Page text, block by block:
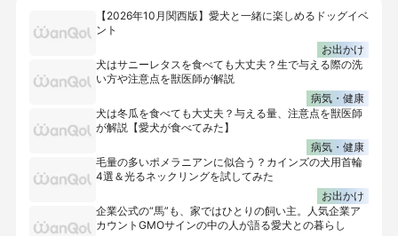
【2026年10月関西版】愛犬と一緒に楽しめるドッグイベ
ント
お出かけ
犬はサニーレタスを食べても大丈夫？生で与える際の洗
い方や注意点を獣医師が解説
病気・健康
犬は冬瓜を食べても大丈夫？与える量、注意点を獣医師
が解説【愛犬が食べてみた】
病気・健康
毛量の多いポメラニアンに似合う？カインズの犬用首輪
4選＆光るネックリングを試してみた
お出かけ
企業公式の“馬”も、家ではひとりの飼い主。人気企業ア
カウントGMOサインの中の人が語る愛犬との暮らし